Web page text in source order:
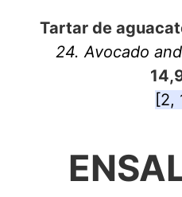
Tartar de
24. Avocado
[2,